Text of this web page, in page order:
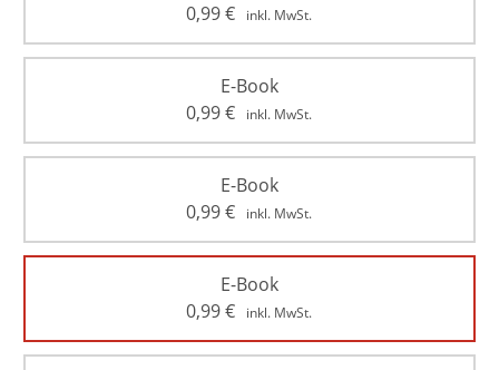
0,99€ inkl. MwSt.
E-Book
0,99€ inkl. MwSt.
E-Book
0,99€ inkl. MwSt.
E-Book
0,99€ inkl. MwSt.